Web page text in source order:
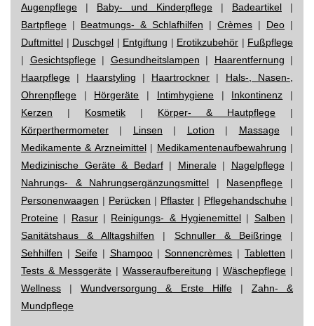
Augenpflege | Baby- und Kinderpflege | Badeartikel |
Bartpflege | Beatmungs- & Schlafhilfen | Crèmes | Deo |
Duftmittel | Duschgel | Entgiftung | Erotikzubehör | Fußpflege
| Gesichtspflege| Gesundheitslampen | Haarentfernung |
Haarpflege | Haarstyling | Haartrockner | Hals-, Nasen-,
Ohrenpflege | Hörgeräte | Intimhygiene| Inkontinenz |
Kerzen | Kosmetik | Körper- & Hautpflege |
Körperthermometer | Linsen | Lotion | Massage|
Medikamente & Arzneimittel| Medikamentenaufbewahrung |
Medizinische Geräte & Bedarf| Minerale| Nagelpflege|
Nahrungs- & Nahrungsergänzungsmittel | Nasenpflege |
Personenwaagen | Perücken | Pflaster | Pflegehandschuhe |
Proteine | Rasur| Reinigungs- & Hygienemittel | Salben |
Sanitätshaus & Alltagshilfen | Schnuller & Beißringe|
Sehhilfen | Seife| Shampoo|Sonnencrèmes |Tabletten |
Tests & Messgeräte | Wasseraufbereitung | Wäschepflege |
Wellness |Wundversorgung & Erste Hilfe| Zahn- &
Mundpflege